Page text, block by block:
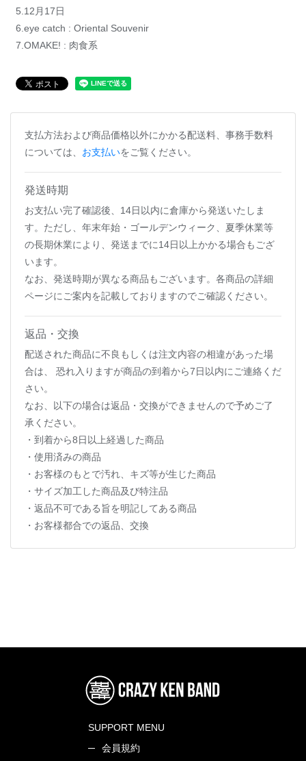
5.12月17日
6.eye catch : Oriental Souvenir
7.OMAKE! : 肉食系
支払方法および商品価格以外にかかる配送料、事務手数料
については、 お支払いをご覧ください。
発送時期
お支払い完了確認後、14日以内に倉庫から発送いたしま
す。ただし、年末年始・ゴールデンウィーク、夏季休業等
の長期休業により、発送までに14日以上かかる場合もござ
います。
なお、発送時期が異なる商品もございます。各商品の詳細
ページにご案内を記載しておりますのでご確認ください。
返品・交換
配送された商品に不良もしくは注文内容の相違があった場
合は、 恐れ入りますが商品の到着から7日以内にご連絡くだ
さい。
なお、以下の場合は返品・交換ができませんので予めご了
承ください。
・到着から8日以上経過した商品
・使用済みの商品
・お客様のもとで汚れ、キズ等が生じた商品
・サイズ加工した商品及び特注品
・返品不可である旨を明記してある商品
・お客様都合での返品、交換
SUPPORT MENU
会員規約